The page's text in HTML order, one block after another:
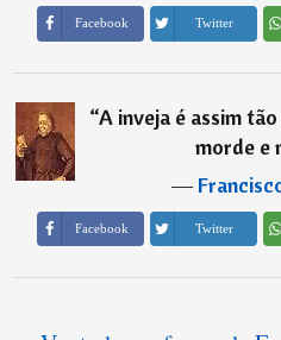
Facebook Twitter
“A inveja é assim
morde e
―
Facebook Twitter